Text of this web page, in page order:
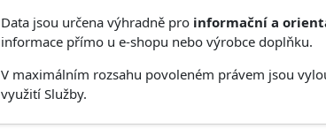
Data jsou určena výhradně pro informační a
informace přímo u e-shopu nebo výrobce doplňku.
V maximálním rozsahu povoleném právem jsou
využití Služby.